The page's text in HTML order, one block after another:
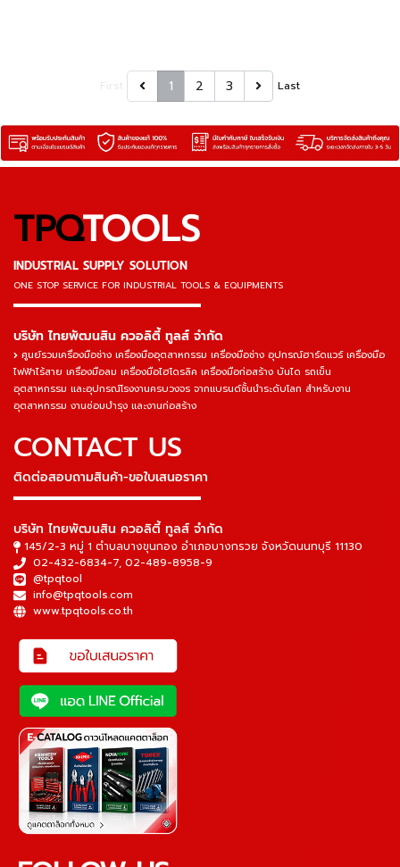
1 2 3 Last
TPQTOOLS
INDUSTRIAL SUPPLY SOLUTION
ONE STOP SERVICE FOR INDUSTRIAL TOOLS & EQUIPMENTS
▬▬▬▬▬▬▬▬▬▬▬▬▬▬▬
บริษัท ไทยพัฒนสิน ควอลิตี้ ทูลส์ จำกัด
ศูนย์รวมเครื่องมือช่าง เครื่องมืออุตสาหกรรม เครื่องมือช่าง อุปกรณ์ฮาร์ดแวร์ เครื่องมือ
ไฟฟ้าไร้สาย เครื่องมือลม เครื่องมือไฮโดรลิค เครื่องมือก่อสร้าง บันได รถเข็น
อุตสาหกรรม และอุปกรณ์โรงงานครบวงจร จากแบรนด์ชั้นนำระดับโลก สำหรับงาน
อุตสาหกรรม งานซ่อมบำรุง และงานก่อสร้าง
CONTACT US
ติดต่อสอบถามสินค้า-ขอใบเสนอราคา
▬▬▬▬▬▬▬▬▬▬▬▬▬▬▬
บริษัท ไทยพัฒนสิน ควอลิตี้ ทูลส์ จำกัด
145/2-3 หมู่ 1 ตำบลบางขุนกอง อำเภอบางกรวย จังหวัดนนทบุรี 11130
02-432-6834-7, 02-489-8958-9
@tpqtool
info@tpqtools.com
www.tpqtools.co.th